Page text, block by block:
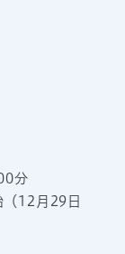
00分
（12月29日